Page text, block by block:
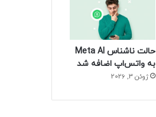
حالت ناشناس Meta AI
به واتس‌اپ اضافه شد
ژوئن 3, 2026